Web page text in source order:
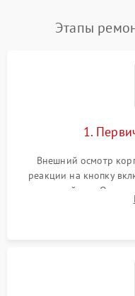
Этапы
1.
Внешний осмотр
реакции на кнопку
устройства.
лабораторного блока